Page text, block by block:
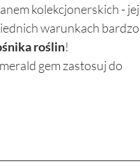
kolekcjonerskich - jej
warunkach bardzo
roślin!
gem zastosuj do